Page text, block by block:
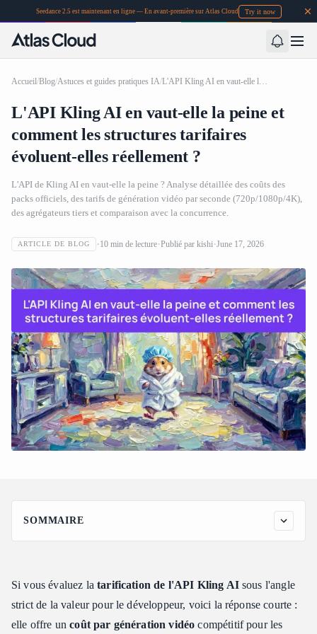
Seedance 2.5 est maintenant en ligne — En avant-première sur Atlas Cloud Try it now
Accueil/Blog/Astuces et guides pratiques IA/ L'API Kling AI en vaut-elle la peine et comment les structures tarifaires évoluent-elles réellement ?
L'API Kling AI en vaut-elle la peine et
comment les structures tarifaires
évoluent-elles réellement ?
L'API de Kling AI en vaut-elle la peine ? Analyse détaillée des coûts des
packs officiels, des tarifs de génération vidéo par seconde (720p/1080p/4K),
des agrégateurs tiers et comparaison avec la concurrence.
ARTICLE DE BLOG 10 min de lecture Publié par kishi June 17, 2026
SOMMAIRE
Analyse du modèle tarifaire de l'API Kling AI : Les forfaits de
Matrice tarifaire officielle des forfaits
Quel est le coût par vidéo de l'API Kling AI ? (Analyse des
Si vous évaluez latarification de l'API Kling AIsous l'angle
strict de la valeur pour le développeur, voici la réponse courte :
elle offre uncoût par génération vidéo compétitif pour les